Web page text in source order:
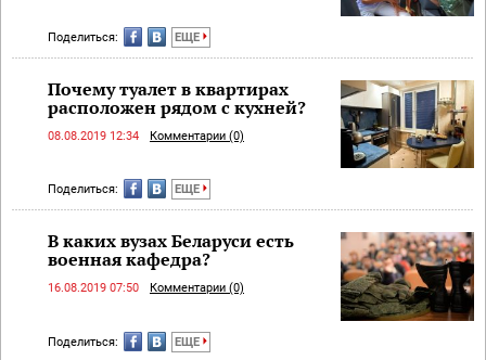
Поделиться: ЕЩЕ
Почему туалет в квартирах
расположен рядом с кухней?
08.08.2019 12:34 Комментарии (0)
Поделиться: ЕЩЕ
В каких вузах Беларуси есть
военная кафедра?
16.08.2019 07:50 Комментарии (0)
Поделиться: ЕЩЕ